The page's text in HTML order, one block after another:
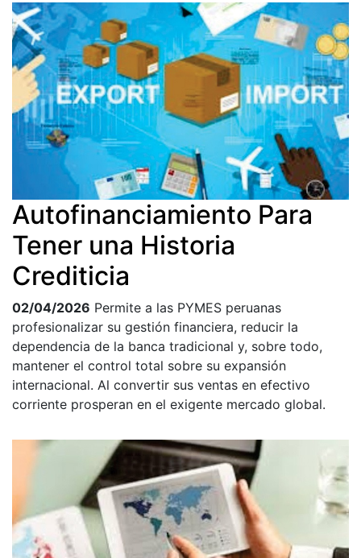
Autofinanciamiento Para
Tener una Historia
Crediticia
02/04/2026 Permite a las PYMES peruanas
profesionalizar su gestión financiera, reducir la
dependencia de la banca tradicional y, sobre todo,
mantener el control total sobre su expansión
internacional. Al convertir sus ventas en efectivo
corriente prosperan en el exigente mercado global.